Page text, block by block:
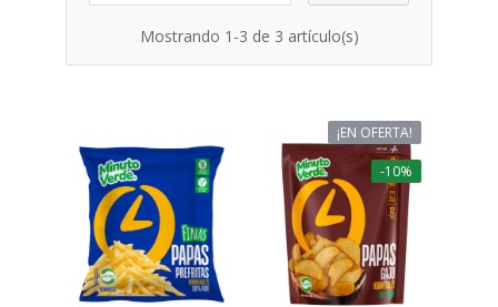
Mostrando 1-3 de 3 artículo(s)
¡EN OFERTA!
-10%